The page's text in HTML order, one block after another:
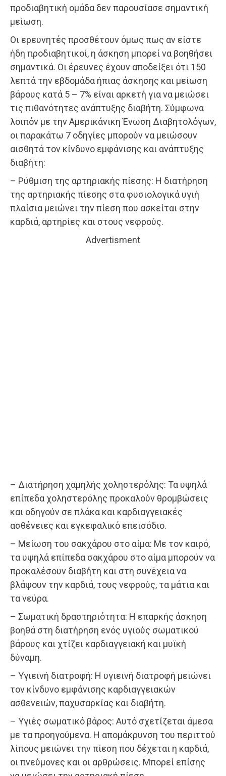
προδιαβητική ομάδα δεν παρουσίασε σημαντική
μείωση.
Οι ερευνητές προσθέτουν όμως πως αν είστε
ήδη προδιαβητικοί, η άσκηση μπορεί να βοηθήσει
σημαντικά. Οι έρευνες έχουν αποδείξει ότι 150
λεπτά την εβδομάδα ήπιας άσκησης και μείωση
βάρους κατά 5 – 7% είναι αρκετή για να μειώσει
τις πιθανότητες ανάπτυξης διαβήτη. Σύμφωνα
λοιπόν με την Αμερικάνικη Ένωση Διαβητολόγων,
οι παρακάτω 7 οδηγίες μπορούν να μειώσουν
αισθητά τον κίνδυνο εμφάνισης και ανάπτυξης
διαβήτη:
– Ρύθμιση της αρτηριακής πίεσης: Η διατήρηση
της αρτηριακής πίεσης στα φυσιολογικά υγιή
πλαίσια μειώνει την πίεση που ασκείται στην
καρδιά, αρτηρίες και στους νεφρούς.
Advertisment
– Διατήρηση χαμηλής χοληστερόλης: Τα υψηλά
επίπεδα χοληστερόλης προκαλούν θρομβώσεις
και οδηγούν σε πλάκα και καρδιαγγειακές
ασθένειες και εγκεφαλικό επεισόδιο.
– Μείωση του σακχάρου στο αίμα: Με τον καιρό,
τα υψηλά επίπεδα σακχάρου στο αίμα μπορούν να
προκαλέσουν διαβήτη και στη συνέχεια να
βλάψουν την καρδιά, τους νεφρούς, τα μάτια και
τα νεύρα.
– Σωματική δραστηριότητα: Η επαρκής άσκηση
βοηθά στη διατήρηση ενός υγιούς σωματικού
βάρους και χτίζει καρδιαγγειακή και μυϊκή
δύναμη.
– Υγιεινή διατροφή: Η υγιεινή διατροφή μειώνει
τον κίνδυνο εμφάνισης καρδιαγγειακών
ασθενειών, παχυσαρκίας και διαβήτη.
– Υγιές σωματικό βάρος: Αυτό σχετίζεται άμεσα
με τα προηγούμενα. Η απομάκρυνση του περιττού
λίπους μειώνει την πίεση που δέχεται η καρδιά,
οι πνεύμονες και οι αρθρώσεις. Μπορεί επίσης